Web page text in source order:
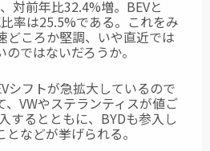
対前年比32.4%増。BEVと
率は25.5%である。これをみ
どころか堅調、いや直近では
ではないだろうか。
シフトが急拡大しているので
、VWやステランティスが値ご
するとともに、BYDも参入し
などが挙げられる。